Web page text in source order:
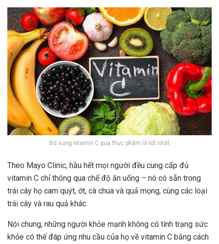
Bổ sung vitamin C qua thực phẩm là tốt nhất
Theo Mayo Clinic, hầu hết mọi người đều cung cấp đủ
vitamin C chỉ thông qua chế độ ăn uống – nó có sẵn trong
trái cây họ cam quýt, ớt, cà chua và quả mọng, cùng các loại
trái cây và rau quả khác.
Nói chung, những người khỏe mạnh không có tình trạng sức
khỏe có thể đáp ứng nhu cầu của họ về vitamin C bằng cách